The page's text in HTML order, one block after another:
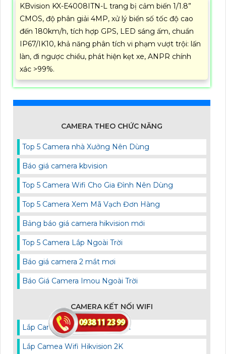
KBvision KX-E4008ITN-L trang bị cảm biến 1/1.8”
CMOS, độ phân giải 4MP, xử lý biển số tốc độ cao
đến 180km/h, tích hợp GPS, LED sáng ấm, chuẩn
IP67/IK10, khả năng phân tích vi phạm vượt trội: lấn
làn, đi ngược chiều, phát hiện kẹt xe, ANPR chính
xác >99%.
CAMERA THEO CHỨC NĂNG
Top 5 Camera nhà Xưởng Nên Dùng
Báo giá camera kbvision
Top 5 Camera Wifi Cho Gia Đình Nên Dùng
Top 5 Camera Xem Mã Vạch Đơn Hàng
Bảng báo giá camera hikvision mới
Top 5 Camera Lắp Ngoài Trời
Báo giá camera 2 mắt mơi
Báo Giá Camera Imou Ngoài Trời
CAMERA KẾT NỐI WIFI
Lắp Camera Wifi Thân Cố Định
Lắp Camea Wifi Hikvision 2K